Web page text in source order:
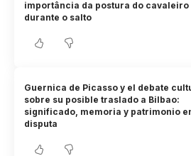
importância da postura do cavaleiro
durante o salto
Guernica de Picasso y el debate
sobre su posible traslado a Bilbao:
significado, memoria y patrimonio
disputa